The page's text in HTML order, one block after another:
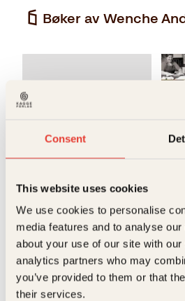
Consent
This website uses cookies
We use cookies to personalise
media features and to analyse
about your use of our site with
analytics partners who may
you’ve provided to them or that
their services.
Bøker av Wenche
Wenche Andersen
Tradisjonsrik jul
med Wenche og
Finn